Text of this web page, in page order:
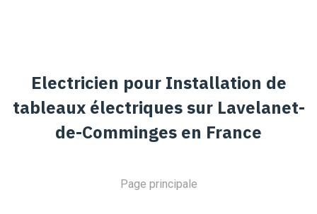
Electricien pour Installation de
tableaux électriques sur Lavelanet-
de-Comminges en France
Page principale